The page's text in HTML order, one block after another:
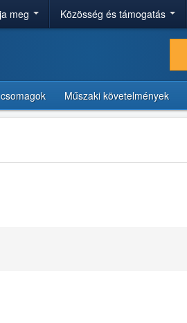
meg Közösség és támogatás
Műszaki követelmények